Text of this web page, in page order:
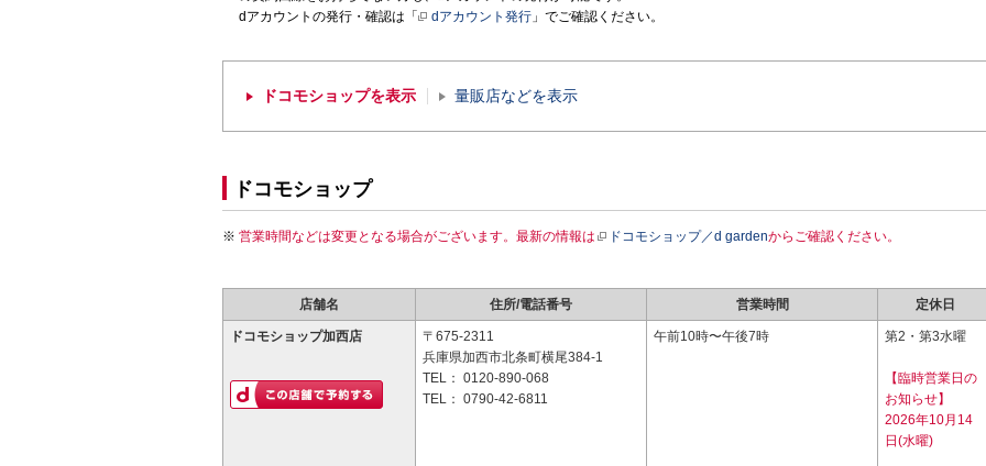
dアカウントの発行・確認は「
dアカウント発行 」でご確認ください。
ドコモショップを表示 量販店などを表示
ドコモショップ
営業時間などは変更となる場合がございます。最新の情報は ドコモショップ／d gardenからご確認ください。
店舗名 住所/電話番号 営業時間 定休日
ドコモショップ加西店
〒675-2311
兵庫県加西市北条町横尾384-1
TEL： 0120-890-068
TEL： 0790-42-6811
午前10時〜午後7時 第2・第3水曜
【臨時営業日の
お知らせ】
2026年10月14
日(水曜)